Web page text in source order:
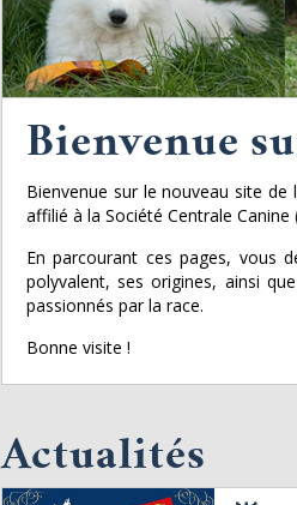
Bienvenue
Bienvenue sur le nouveau site
affilié à la Société Centrale Canine
En parcourant ces pages, vous
polyvalent, ses origines, ainsi
passionnés par la race.
Bonne visite !
Actualités